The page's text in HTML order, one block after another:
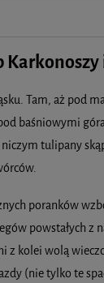
Tam, aż pod
baśniowymi
tulipany
poranków
powstałych z
z kolei wolą
(nie tylko te